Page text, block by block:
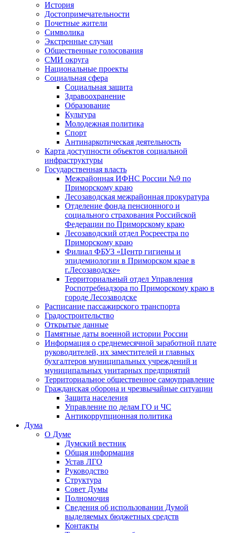
История
Достопримечательности
Почетные жители
Символика
Экстренные случаи
Общественные голосования
СМИ округа
Национальные проекты
Социальная сфера
Социальная защита
Здравоохранение
Образование
Культура
Молодежная политика
Спорт
Антинаркотическая деятельность
Карта доступности объектов социальной
инфраструктуры
Государственная власть
Межрайонная ИФНС России №9 по
Приморскому краю
Лесозаводская межрайонная прокуратура
Отделение фонда пенсионного и
социального страхования Российской
Федерации по Приморскому краю
Лесозаводский отдел Росреестра по
Приморскому краю
Филиал ФБУЗ «Центр гигиены и
эпидемиологии в Приморском крае в
г.Лесозаводске»
Территориальный отдел Управления
Роспотребнадзора по Приморскому краю в
городе Лесозаводске
Расписание пассажирского транспорта
Градостроительство
Открытые данные
Памятные даты военной истории России
Информация о среднемесячной заработной плате
руководителей, их заместителей и главных
бухгалтеров муниципальных учреждений и
муниципальных унитарных предприятий
Территориальное общественное самоуправление
Гражданская оборона и чрезвычайные ситуации
Защита населения
Управление по делам ГО и ЧС
Антикоррупционная политика
Дума
О Думе
Думский вестник
Общая информация
Устав ЛГО
Руководство
Структура
Совет Думы
Полномочия
Сведения об использовании Думой
выделяемых бюджетных средств
Контакты